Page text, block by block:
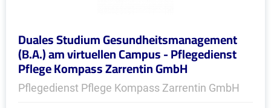
Duales Studium Gesundheitsmanagement
(B.A.) am virtuellen Campus - Pflegedienst
Pflege Kompass Zarrentin GmbH
Pflegedienst Pflege Kompass Zarrentin GmbH